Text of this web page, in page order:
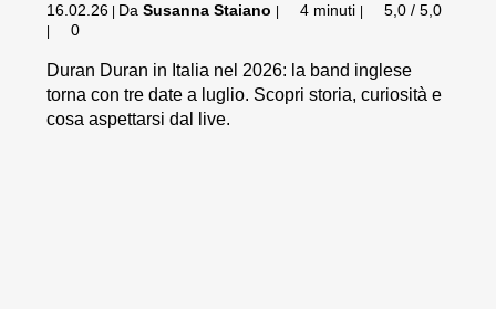
16.02.26 DaSusanna Staiano 4 minuti 5,0 / 5,0
0
Duran Duran in Italia nel 2026: la band inglese
torna con tre date a luglio. Scopri storia, curiosità e
cosa aspettarsi dal live.